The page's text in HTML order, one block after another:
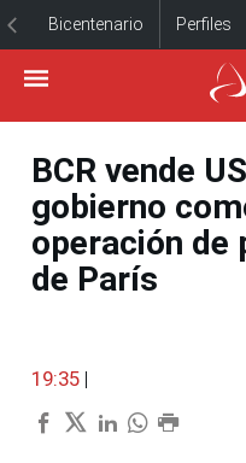
Bicentenario Perfiles
BCR vende
gobierno
operación de
de París
19:35 |